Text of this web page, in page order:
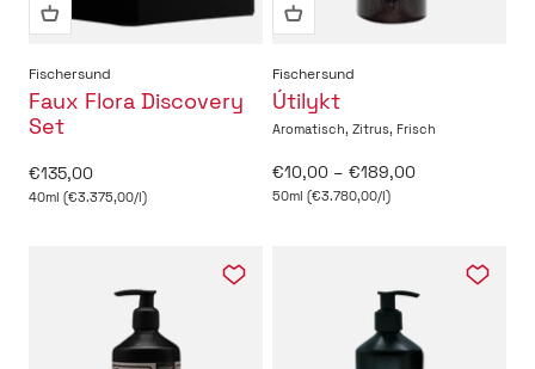
Fischersund
Faux Flora Discovery
Set
Angebot
€135,00
40ml (€3.375,00/l)
Fischersund
Útilykt
Aromatisch, Zitrus, Frisch
Angebot
€10,00 – €189,00
50ml (€3.780,00/l)